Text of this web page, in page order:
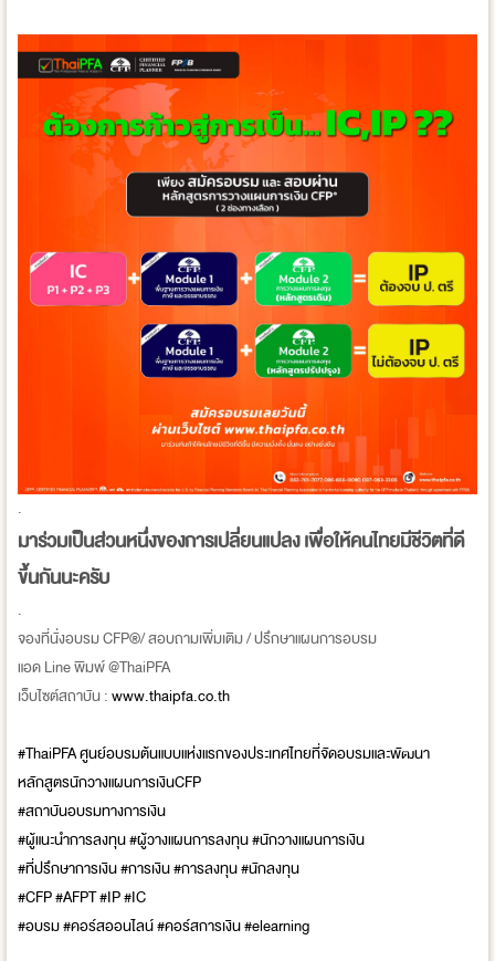
.
มาร่วมเป็นส่วนหนึ่งของการเปลี่ยนแปลง เพื่อให้คนไทยมีชีวิตที่ดี
ขึ้นกันนะครับ
.
จองที่นั่งอบรม CFP®/ สอบถามเพิ่มเติม / ปรึกษาแผนการอบรม
แอด Line พิมพ์ @ThaiPFA
เว็บไซต์สถาบัน :www.thaipfa.co.th
#ThaiPFA ศูนย์อบรมต้นแบบแห่งแรกของประเทศไทยที่จัดอบรมและพัฒนา
หลักสูตรนักวางแผนการเงินCFP
#สถาบันอบรมทางการเงิน
#ผู้แนะนำการลงทุน #ผู้วางแผนการลงทุน #นักวางแผนการเงิน
#ที่ปรึกษาการเงิน #การเงิน #การลงทุน #นักลงทุน
#CFP #AFPT #IP #IC
#อบรม #คอร์สออนไลน์ #คอร์สการเงิน #elearning